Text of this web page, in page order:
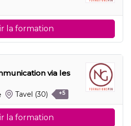
la formation
via les
Tavel (30) +5
la formation